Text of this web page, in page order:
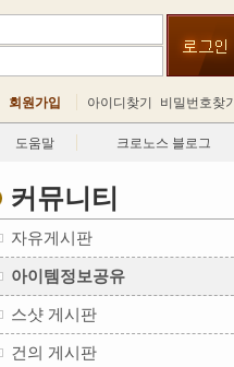
회원가입 아이디찾기 비밀번호찾기
도움말 크로노스 블로그
커뮤니티
자유게시판
아이템정보공유
스샷 게시판
건의 게시판